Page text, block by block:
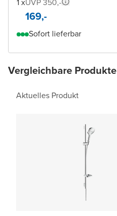
169,-
Sofort lieferbar
Vergleichbare Produkte
Aktuelles Produkt